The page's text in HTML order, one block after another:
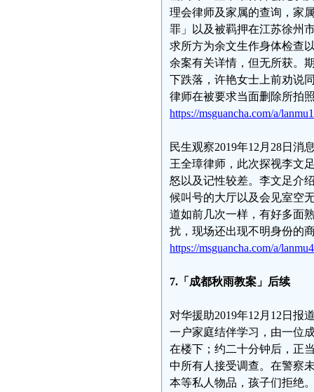
理会律师及家属的查询，家
罪」以及被羁押在江苏徐州
求所方为余文生作身体检查
余案有关详情，但无所获。
下跌落，许艳女士上前劝说
律师在被要求当面删除所拍
https://msguancha.com/a/
民生观察2019年12月28日消
王全璋律师，此次探视李文
怒以及记性较差。李文足介
候叫号的大厅以及会见室空
道如前几次一样，有好多面
扰，现场还出现不明身份的
https://msguancha.com/a/
7.「成都秋雨教案」后续
对华援助2019年12月12日报
一户家庭结伴学习，由一位
在楼下；约二十分钟后，正
中所有人接受调查。在警察
本等私人物品，孩子们拒绝